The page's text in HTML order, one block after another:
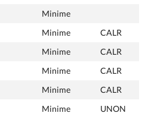
Minime
Minime
CALR
Minime
CALR
Minime
CALR
Minime
CALR
Minime
UNON